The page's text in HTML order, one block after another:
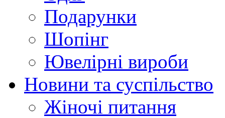
Подарунки
Шопінг
Ювелірні вироби
Новини та суспільство
Жіночі питання